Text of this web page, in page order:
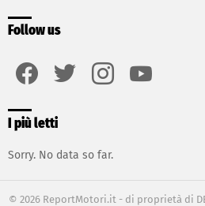
Follow us
I più letti
Sorry. No data so far.
© 2026 ReportMotori.it - di proprietà di